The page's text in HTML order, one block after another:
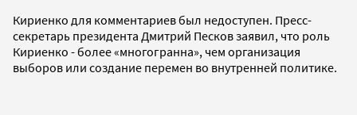
Кириенко для комментариев был недоступен. Пресс-
секретарь президента Дмитрий Песков заявил, что роль
Кириенко - более «многогранна», чем организация
выборов или создание перемен во внутренней политике.